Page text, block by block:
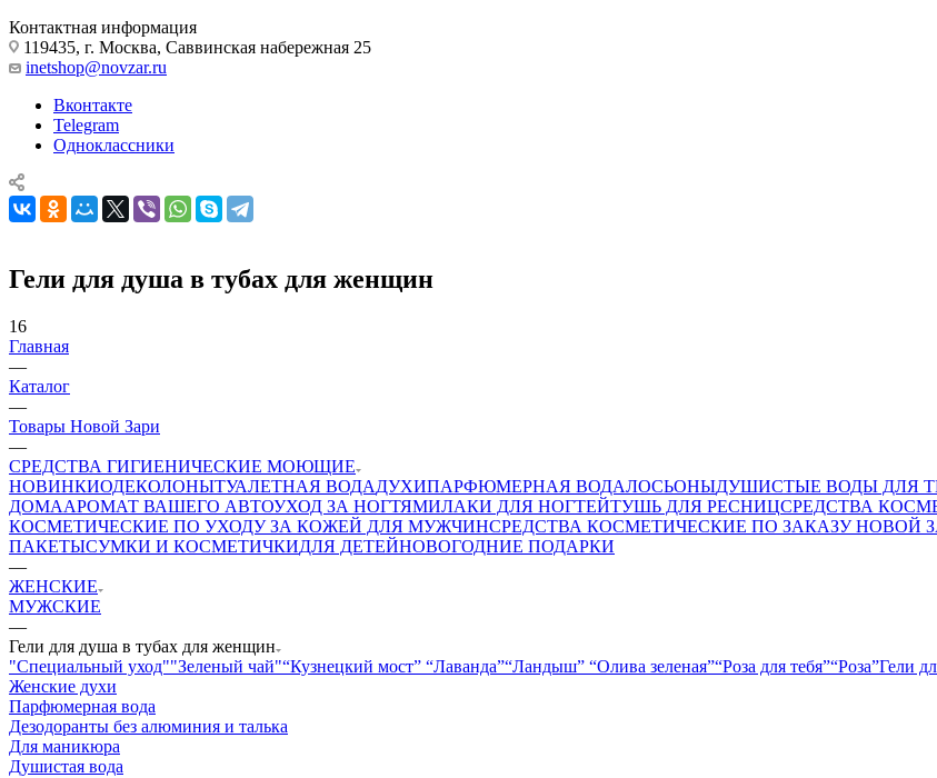
Контактная информация
119435, г. Москва, Саввинская набережная 25
inetshop@novzar.ru
Вконтакте
Telegram
Одноклассники
Гели для душа в тубах для женщин
16
Главная
—
Каталог
—
Товары Новой Зари
—
СРЕДСТВА ГИГИЕНИЧЕСКИЕ МОЮЩИЕ
НОВИНКИОДЕКОЛОНЫТУАЛЕТНАЯ ВОДАДУХИПАРФЮМЕРНАЯ ВОДАЛОСЬОНЫДУШИСТЫЕ ВОДЫ ДЛЯ
ДОМААРОМАТ ВАШЕГО АВТОУХОД ЗА НОГТЯМИЛАКИ ДЛЯ НОГТЕЙТУШЬ ДЛЯ РЕСНИЦСРЕДСТВА
КОСМЕТИЧЕСКИЕ ПО УХОДУ ЗА КОЖЕЙ ДЛЯ МУЖЧИНСРЕДСТВА КОСМЕТИЧЕСКИЕ ПО ЗАКАЗУ НОВОЙ
ПАКЕТЫСУМКИ И КОСМЕТИЧКИДЛЯ ДЕТЕЙНОВОГОДНИЕ ПОДАРКИ
—
ЖЕНСКИЕ
МУЖСКИЕ
—
Гели для душа в тубах для женщин
"Специальный уход""Зеленый чай"“Кузнецкий мост” “Лаванда”“Ландыш” “Олива зеленая”“Роза для тебя”“Роза”Гели
Женские духи
Парфюмерная вода
Дезодоранты без алюминия и талька
Для маникюра
Душистая вода